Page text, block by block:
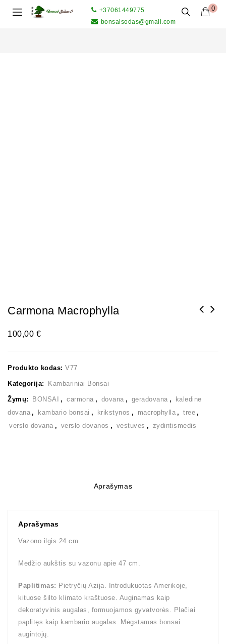
0
+37061449775
bonsaisodas@gmail.com
Carmona Macrophylla
100,00€
Produkto kodas: V77
Kategorija: Kambariniai Bonsai
Žymų: BONSAI , carmona , dovana , geradovana ,
kaledine
dovana , kambario bonsai , krikstynos , macrophylla , tree ,
verslo dovana , verslo dovanos , vestuves , zydintismedis
Aprašymas
Aprašymas
Vazono ilgis 24 cm
Medžio aukštis su vazonu apie 47 cm.
Paplitimas: Pietryčių Azija. Introdukuotas Amerikoje,
kituose šilto klimato kraštuose. Auginamas kaip
dekoratyvinis augalas, formuojamos gyvatvorės. Plačiai
paplitęs kaip kambario augalas. Mėgstamas bonsai
augintojų.